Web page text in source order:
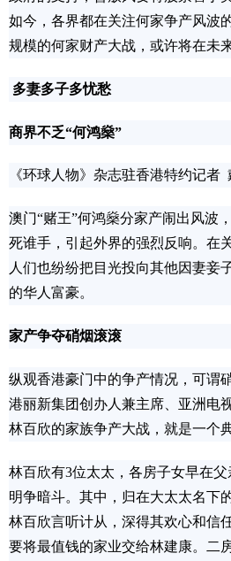
如今，各界都在关注何家争产风波
规模的何家财产大战，或许将在未
多妻多子多忧愁
商界不乏“何鸿燊”
《环球人物》杂志驻香港特约记者
澳门“赌王”何鸿燊分家产闹出风波
死谁手，引起外界的强烈反响。在
人们也纷纷把目光投向其他因妻妾
的华人富豪。
家产争夺硝烟滚滚
纵观香港豪门中的争产情况，可谓
港丽新集团创办人兼主席、亚洲电
林百欣的家族争产大战，就是一个
林百欣有3位太太，各房子女早在
明争暗斗。其中，归在大太太名下
林百欣言听计从，深得其欢心和信
要将最值钱的家业交给林建康。二